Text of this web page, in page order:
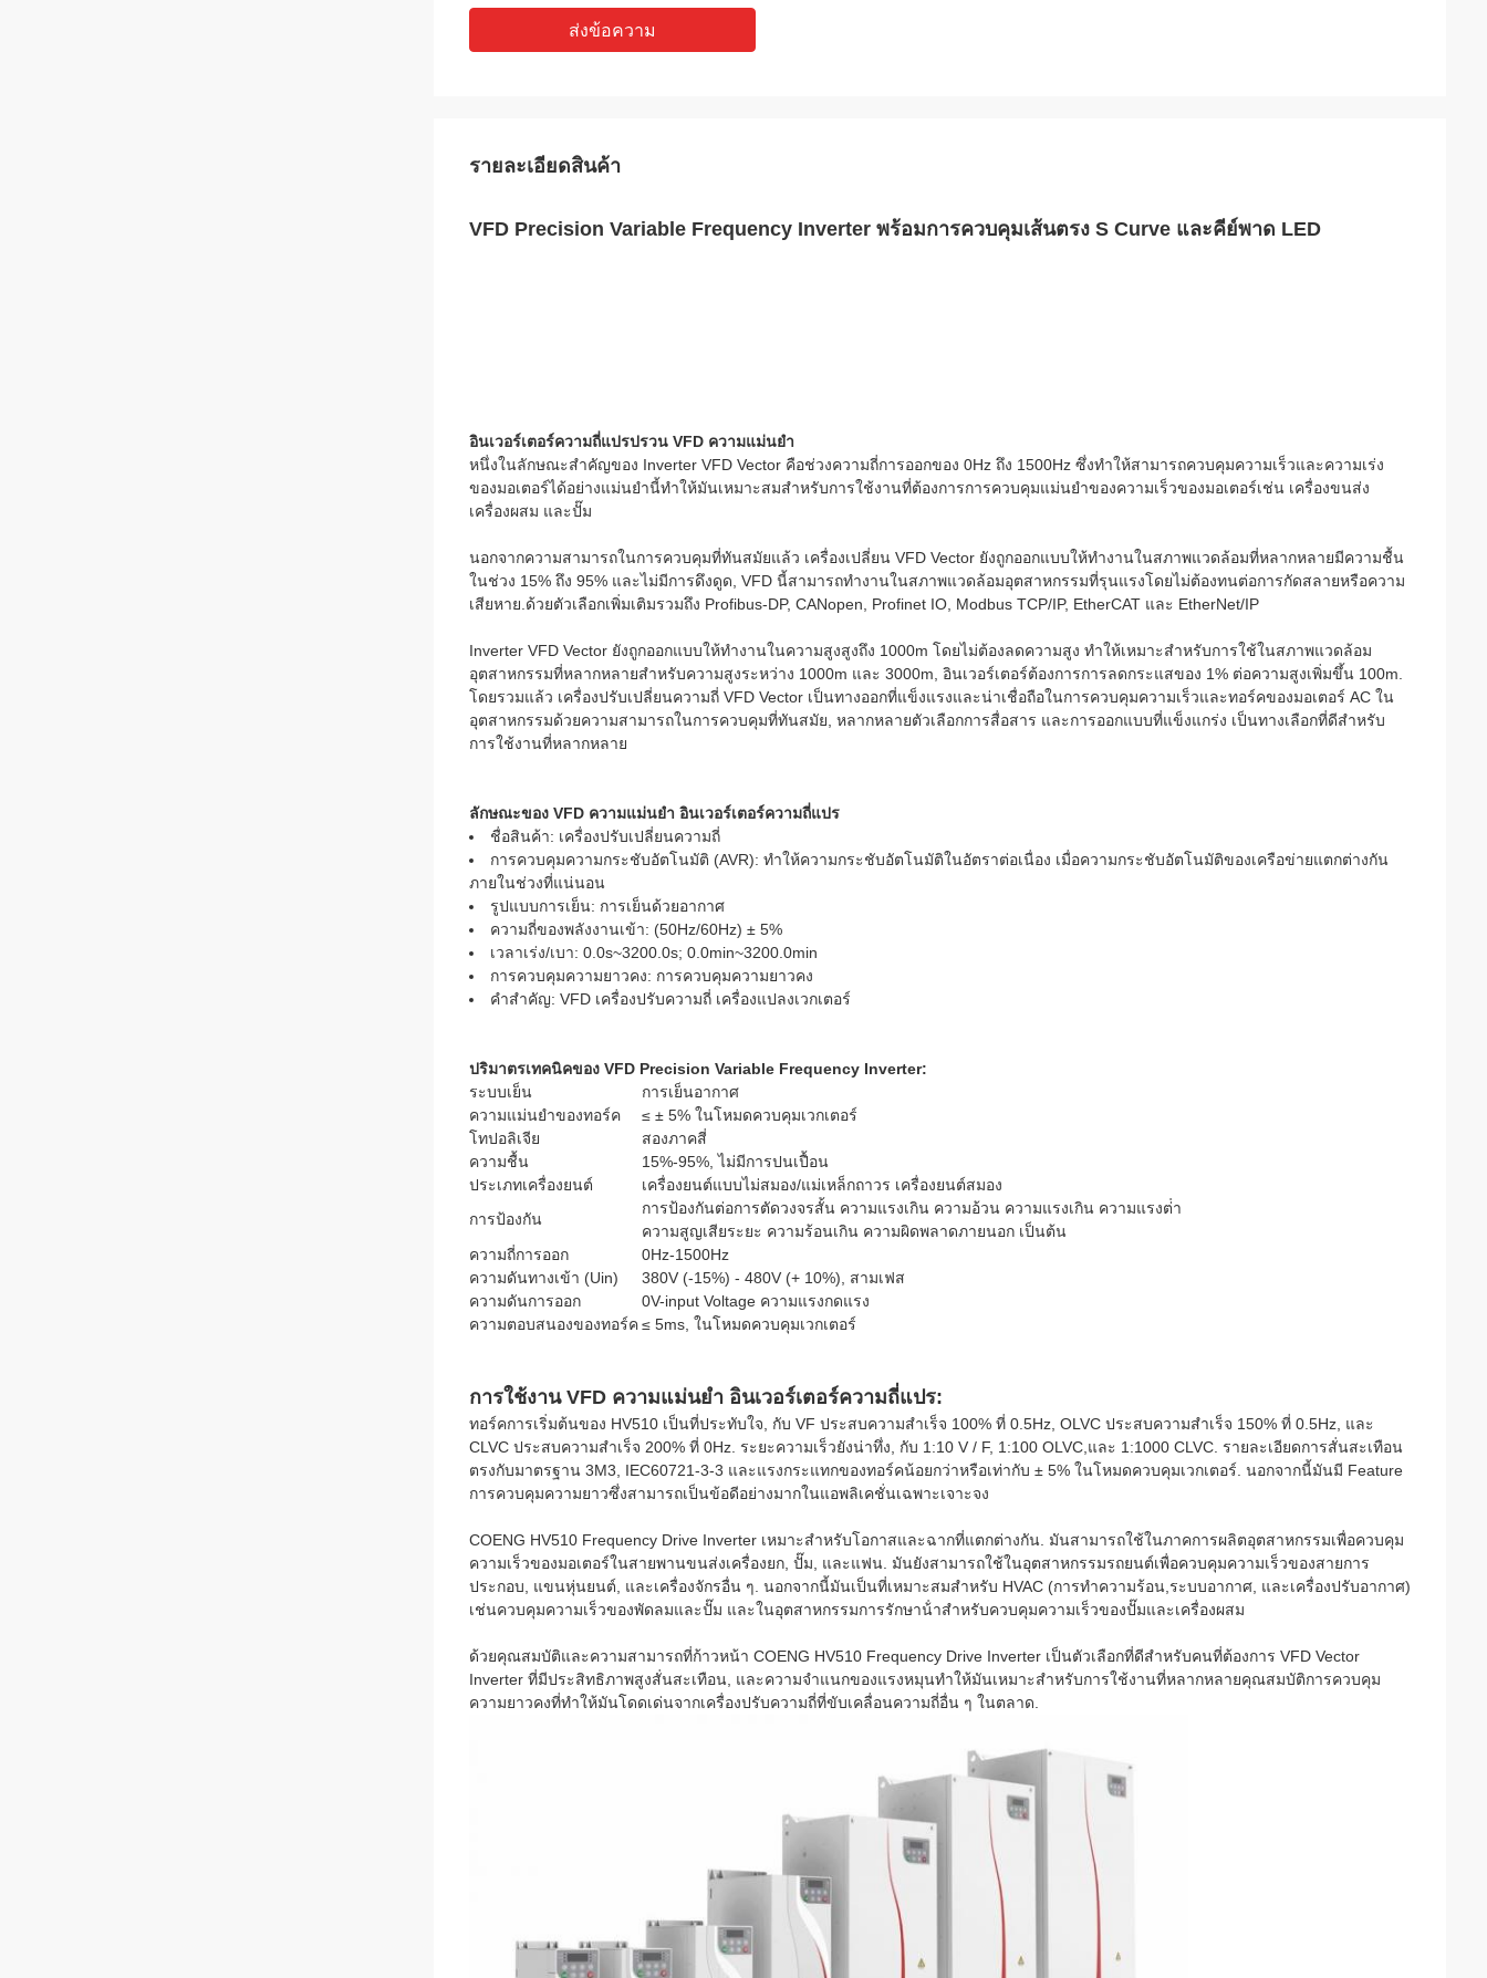
ส่งข้อความ
รายละเอียดสินค้า
VFD Precision Variable Frequency Inverter พร้อมการควบคุมเส้นตรง S Curve และคีย์พาด LED
อินเวอร์เตอร์ความถี่แปรปรวน VFD ความแม่นยํา
หนึ่งในลักษณะสําคัญของ Inverter VFD Vector คือช่วงความถี่การออกของ 0Hz ถึง 1500Hz ซึ่งทําให้สามารถควบคุมความเร็วและความเร่ง
ของมอเตอร์ได้อย่างแม่นยํานี้ทําให้มันเหมาะสมสําหรับการใช้งานที่ต้องการการควบคุมแม่นยําของความเร็วของมอเตอร์เช่น เครื่องขนส่ง
เครื่องผสม และปั๊ม
นอกจากความสามารถในการควบคุมที่ทันสมัยแล้ว เครื่องเปลี่ยน VFD Vector ยังถูกออกแบบให้ทํางานในสภาพแวดล้อมที่หลากหลายมีความชื้น
ในช่วง 15% ถึง 95% และไม่มีการดึงดูด, VFD นี้สามารถทํางานในสภาพแวดล้อมอุตสาหกรรมที่รุนแรงโดยไม่ต้องทนต่อการกัดสลายหรือความ
เสียหาย.ด้วยตัวเลือกเพิ่มเติมรวมถึง Profibus-DP, CANopen, Profinet IO, Modbus TCP/IP, EtherCAT และ EtherNet/IP
Inverter VFD Vector ยังถูกออกแบบให้ทํางานในความสูงสูงถึง 1000m โดยไม่ต้องลดความสูง ทําให้เหมาะสําหรับการใช้ในสภาพแวดล้อม
อุตสาหกรรมที่หลากหลายสําหรับความสูงระหว่าง 1000m และ 3000m, อินเวอร์เตอร์ต้องการการลดกระแสของ 1% ต่อความสูงเพิ่มขึ้น 100m.
โดยรวมแล้ว เครื่องปรับเปลี่ยนความถี่ VFD Vector เป็นทางออกที่แข็งแรงและน่าเชื่อถือในการควบคุมความเร็วและทอร์คของมอเตอร์ AC ใน
อุตสาหกรรมด้วยความสามารถในการควบคุมที่ทันสมัย, หลากหลายตัวเลือกการสื่อสาร และการออกแบบที่แข็งแกร่ง เป็นทางเลือกที่ดีสําหรับ
การใช้งานที่หลากหลาย
ลักษณะของ VFD ความแม่นยํา อินเวอร์เตอร์ความถี่แปร
ชื่อสินค้า: เครื่องปรับเปลี่ยนความถี่
การควบคุมความกระชับอัตโนมัติ (AVR): ทําให้ความกระชับอัตโนมัติในอัตราต่อเนื่อง เมื่อความกระชับอัตโนมัติของเครือข่ายแตกต่างกัน
ภายในช่วงที่แน่นอน
รูปแบบการเย็น: การเย็นด้วยอากาศ
ความถี่ของพลังงานเข้า: (50Hz/60Hz) ± 5%
เวลาเร่ง/เบา: 0.0s~3200.0s; 0.0min~3200.0min
การควบคุมความยาวคง: การควบคุมความยาวคง
คําสําคัญ: VFD เครื่องปรับความถี่ เครื่องแปลงเวกเตอร์
ปริมาตรเทคนิคของ VFD Precision Variable Frequency Inverter:
ระบบเย็น
การเย็นอากาศ
ความแม่นยําของทอร์ค
≤ ± 5% ในโหมดควบคุมเวกเตอร์
โทปอลิเจีย
สองภาคสี่
ความชื้น
15%-95%, ไม่มีการปนเปื้อน
ประเภทเครื่องยนต์
เครื่องยนต์แบบไม่สมอง/แม่เหล็กถาวร เครื่องยนต์สมอง
การป้องกัน
การป้องกันต่อการตัดวงจรสั้น ความแรงเกิน ความอ้วน ความแรงเกิน ความแรงต่ํา
ความสูญเสียระยะ ความร้อนเกิน ความผิดพลาดภายนอก เป็นต้น
ความถี่การออก
0Hz-1500Hz
ความดันทางเข้า (Uin)
380V (-15%) - 480V (+ 10%), สามเฟส
ความดันการออก
0V-input Voltage ความแรงกดแรง
ความตอบสนองของทอร์ค≤ 5ms, ในโหมดควบคุมเวกเตอร์
การใช้งาน VFD ความแม่นยํา อินเวอร์เตอร์ความถี่แปร:
ทอร์คการเริ่มต้นของ HV510 เป็นที่ประทับใจ, กับ VF ประสบความสําเร็จ 100% ที่ 0.5Hz, OLVC ประสบความสําเร็จ 150% ที่ 0.5Hz, และ
CLVC ประสบความสําเร็จ 200% ที่ 0Hz. ระยะความเร็วยังน่าทึ่ง, กับ 1:10 V / F, 1:100 OLVC,และ 1:1000 CLVC. รายละเอียดการสั่นสะเทือน
ตรงกับมาตรฐาน 3M3, IEC60721-3-3 และแรงกระแทกของทอร์คน้อยกว่าหรือเท่ากับ ± 5% ในโหมดควบคุมเวกเตอร์. นอกจากนี้มันมี Feature
การควบคุมความยาวซึ่งสามารถเป็นข้อดีอย่างมากในแอพลิเคชั่นเฉพาะเจาะจง
COENG HV510 Frequency Drive Inverter เหมาะสําหรับโอกาสและฉากที่แตกต่างกัน. มันสามารถใช้ในภาคการผลิตอุตสาหกรรมเพื่อควบคุม
ความเร็วของมอเตอร์ในสายพานขนส่งเครื่องยก, ปั๊ม, และแฟน. มันยังสามารถใช้ในอุตสาหกรรมรถยนต์เพื่อควบคุมความเร็วของสายการ
ประกอบ, แขนหุ่นยนต์, และเครื่องจักรอื่น ๆ. นอกจากนี้มันเป็นที่เหมาะสมสําหรับ HVAC (การทําความร้อน,ระบบอากาศ, และเครื่องปรับอากาศ)
เช่นควบคุมความเร็วของพัดลมและปั๊ม และในอุตสาหกรรมการรักษาน้ําสําหรับควบคุมความเร็วของปั๊มและเครื่องผสม
ด้วยคุณสมบัติและความสามารถที่ก้าวหน้า COENG HV510 Frequency Drive Inverter เป็นตัวเลือกที่ดีสําหรับคนที่ต้องการ VFD Vector
Inverter ที่มีประสิทธิภาพสูงสั่นสะเทือน, และความจําแนกของแรงหมุนทําให้มันเหมาะสําหรับการใช้งานที่หลากหลายคุณสมบัติการควบคุม
ความยาวคงที่ทําให้มันโดดเด่นจากเครื่องปรับความถี่ที่ขับเคลื่อนความถี่อื่น ๆ ในตลาด.